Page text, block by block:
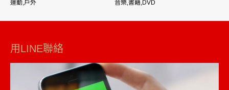
運動,戶外
音樂,書籍,DVD
用LINE聯絡